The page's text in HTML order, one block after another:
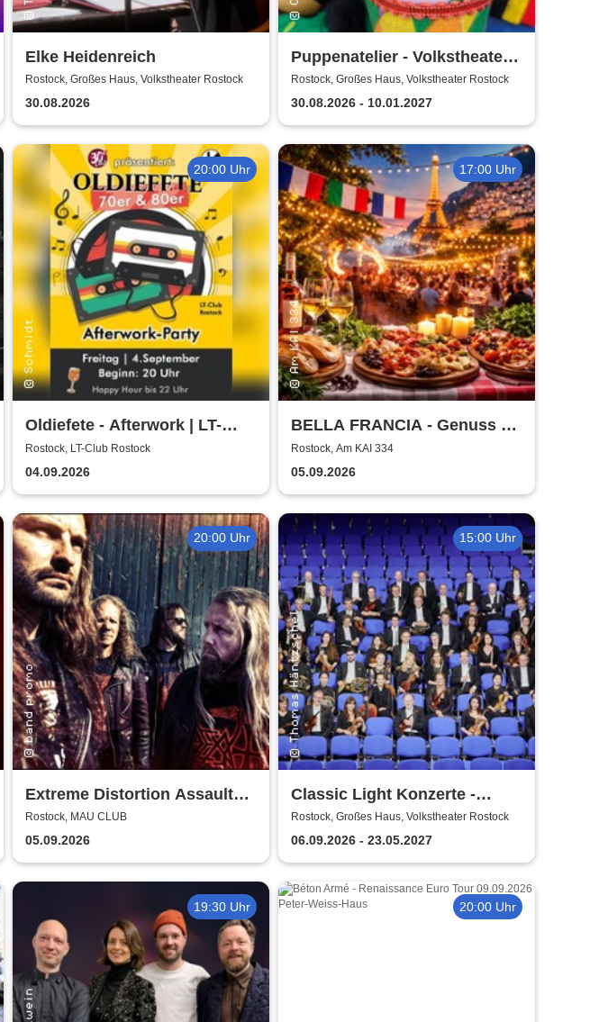
Elke Heidenreich
Rostock, Großes Haus, Volkstheater Rostock
30.08.2026
Puppenatelier - Volkstheater
Rostock
Rostock, Großes Haus, Volkstheater Rostock
30.08.2026 - 10.01.2027
20:00 Uhr
Oldiefete - Afterwork | LT-
Club Rostock
Rostock, LT-Club Rostock
04.09.2026
17:00 Uhr
BELLA FRANCIA - Genuss &
Kultur Rostock
Rostock, Am KAI 334
05.09.2026
20:00 Uhr
Extreme Distortion Assault
XV
Rostock, MAU CLUB
05.09.2026
15:00 Uhr
Classic Light Konzerte -
Volkstheater Rostock
Rostock, Großes Haus, Volkstheater Rostock
06.09.2026 - 23.05.2027
19:30 Uhr 20:00 Uhr